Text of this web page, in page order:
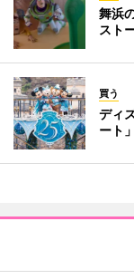
舞浜
スト
買う
ディ
ート